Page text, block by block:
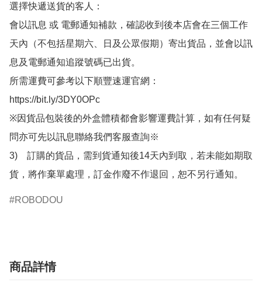
選擇快遞送貨的客人：
會以訊息 或 電郵通知補款，確認收到後本店會在三個工作
天內（不包括星期六、日及公眾假期）寄出貨品，並會以訊
息及電郵通知追蹤號碼已出貨。
所需運費可參考以下順豐速運官網：
https://bit.ly/3DY0OPc
※因貨品包裝後的外盒體積都會影響運費計算，如有任何疑
問亦可先以訊息聯絡我們客服查詢※
3)　訂購的貨品，需到貨通知後14天內到取，若未能如期取
貨，將作棄單處理，訂金作廢不作退回，恕不另行通知。
ROBODOU
商品詳情